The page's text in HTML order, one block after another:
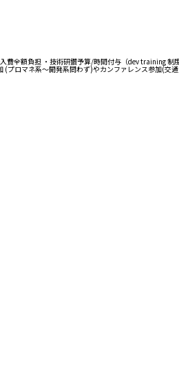
費全額負担 ・技術研鑽予算/時間付与（dev
プロマネ系～開発系問わず)やカンファレンス参加(